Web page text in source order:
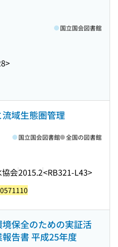
国立国会図書館
域生態圏管理
会2015.2<RB321-L43>
国立国会図書館 全国の図書館
保全のための実証活
告書 平成25年度